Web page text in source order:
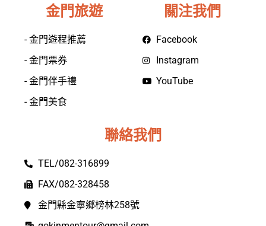
金門旅遊
- 金門遊程推薦
- 金門票券
- 金門伴手禮
- 金門美食
關注我們
Facebook
Instagram
YouTube
聯絡我們
TEL/082-316899
FAX/082-328458
金門縣金寧鄉榜林258號